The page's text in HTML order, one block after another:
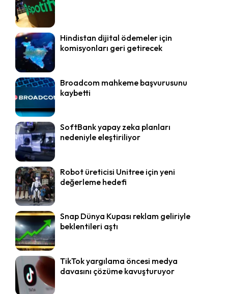
Hindistan dijital ödemeler için
komisyonları geri getirecek
Broadcom mahkeme başvurusunu
kaybetti
SoftBank yapay zeka planları
nedeniyle eleştiriliyor
Robot üreticisi Unitree için yeni
değerleme hedefi
Snap Dünya Kupası reklam geliriyle
beklentileri aştı
TikTok yargılama öncesi medya
davasını çözüme kavuşturuyor